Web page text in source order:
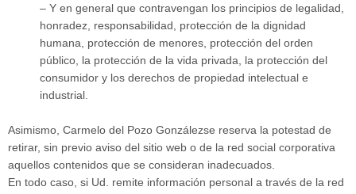
– Y en general que contravengan los principios de legalidad,
honradez, responsabilidad, protección de la dignidad
humana, protección de menores, protección del orden
público, la protección de la vida privada, la protección del
consumidor y los derechos de propiedad intelectual e
industrial.
Asimismo, Carmelo del Pozo Gonzálezse reserva la potestad de
retirar, sin previo aviso del sitio web o de la red social corporativa
aquellos contenidos que se consideran inadecuados.
En todo caso, si Ud. remite información personal a través de la red